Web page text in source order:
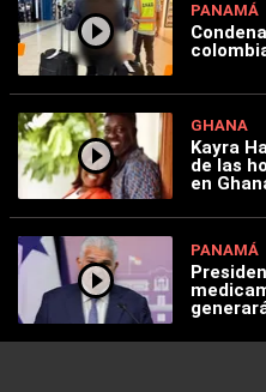
PANAMÁ
GHANA
Kayra
de las
en
PANAMÁ